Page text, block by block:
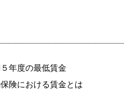
年度の最低賃金
険における賃金とは